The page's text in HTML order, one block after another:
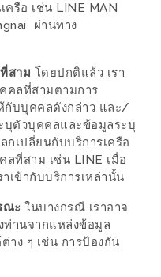
ครือ เช่น LINE MAN
ผ่านทาง
สาม โดยปกติแล้ว เรา
คลที่สามตามการ
บบุคคลดังกล่าว และ/
บุตัวบุคคลและข้อมูลระบุ
กเปลี่ยนกับบริการเครือ
ที่สาม เช่น LINE เมื่อ
เข้ากับบริการเหล่านั้น
ณะ ในบางกรณี เราอาจ
ท่านจากแหล่งข้อมูล
าง ๆ เช่น การป้องกัน